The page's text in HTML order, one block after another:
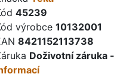
45239
výrobce 10132001
8421152113738
Doživotní záruka -